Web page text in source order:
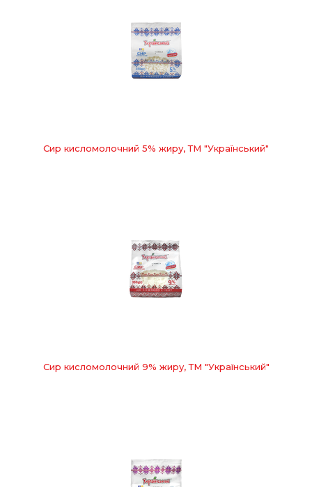
Сир кисломолочний 5% жиру, ТМ "Український"
Сир кисломолочний 9% жиру, ТМ "Український"